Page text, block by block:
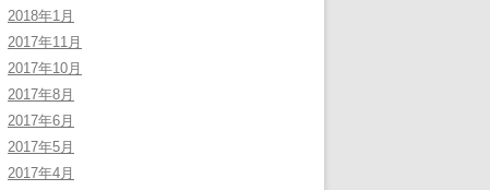
2018年1月
2017年11月
2017年10月
2017年8月
2017年6月
2017年5月
2017年4月